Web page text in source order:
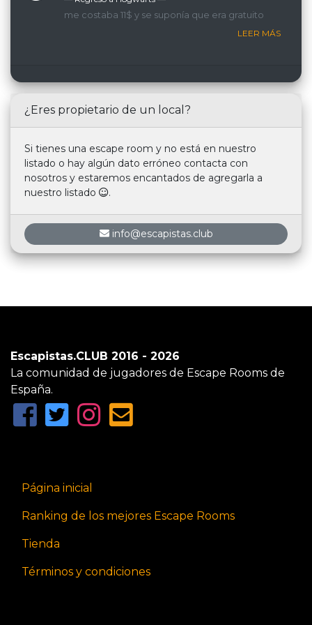
me costaba 11$ y se suponía que era gratuito
LEER MÁS
¿Eres propietario de un local?
Si tienes una escape room y no está en nuestro
listado o hay algún dato erróneo contacta con
nosotros y estaremos encantados de agregarla a
nuestro listado
.
info@escapistas.club
Escapistas.CLUB 2016 - 2026
La comunidad de jugadores de Escape Rooms de
España.
Página inicial
Ranking de los mejores Escape Rooms
Tienda
Términos y condiciones